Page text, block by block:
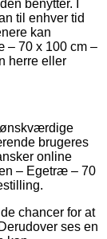
benytter. I
til enhver tid
kan
– 70 x 100 cm –
herre eller
brugeres
online
– Egetræ – 70
chancer for at
ses en